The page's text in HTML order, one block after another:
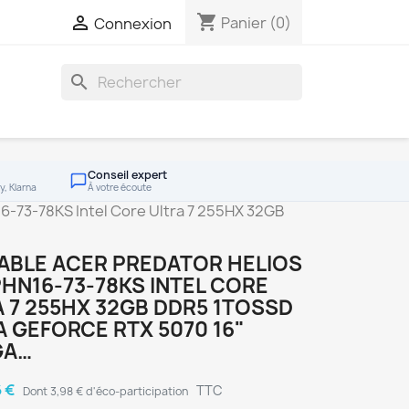
 Connexion shopping_cart Panier (0)
search
Klarna
Conseil expert
À votre écoute
73-78KS Intel Core Ultra 7 255HX 32GB
ACER PREDATOR HELIOS
73-78KS INTEL CORE
7 255HX 32GB DDR5 1TOSSD
GEFORCE RTX 5070 16"
€ Dont 3,98 € d'éco-participation TTC